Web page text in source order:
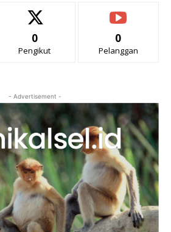
0
Pengikut
0
Pelanggan
- Advertisement -